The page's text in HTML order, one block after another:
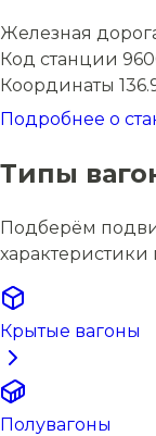
Железная
Код станции
Координаты
Подробнее о
Типы
Подберём
характеристики
Крытые вагоны
Полувагоны